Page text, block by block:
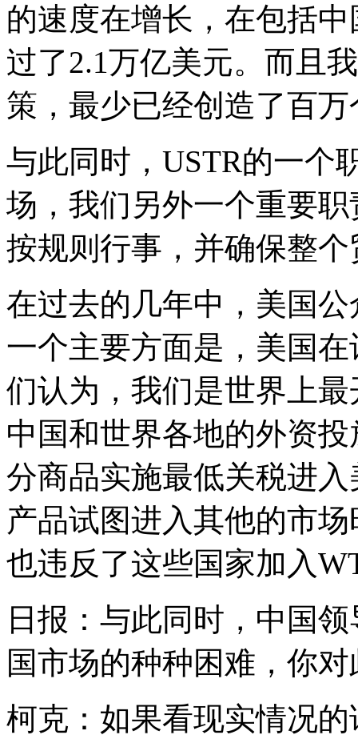
的速度在增长，在包括
过了2.1万亿美元。而且
策，最少已经创造了百
与此同时，USTR的一个
场，我们另外一个重要
按规则行事，并确保整
在过去的几年中，美国
一个主要方面是，美国
们认为，我们是世界上
中国和世界各地的外资
分商品实施最低关税进
产品试图进入其他的市
也违反了这些国家加入
日报：与此同时，中国
国市场的种种困难，你
柯克：如果看现实情况